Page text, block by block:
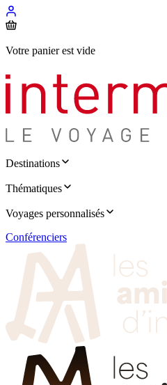
Votre panier est vide
Destinations
Thématiques
Voyages personnalisés
Conférenciers